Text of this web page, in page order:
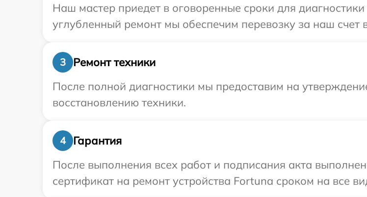
Наш мастер приедет в оговоренные сроки для
углубленный ремонт мы обеспечим перевозку за наш счет
3
Ремонт техники
После полной диагностики мы предоставим на
восстановлению техники.
4
Гарантия
После выполнения всех работ и подписания акта
сертификат на ремонт устройства Fortuna сроком на все